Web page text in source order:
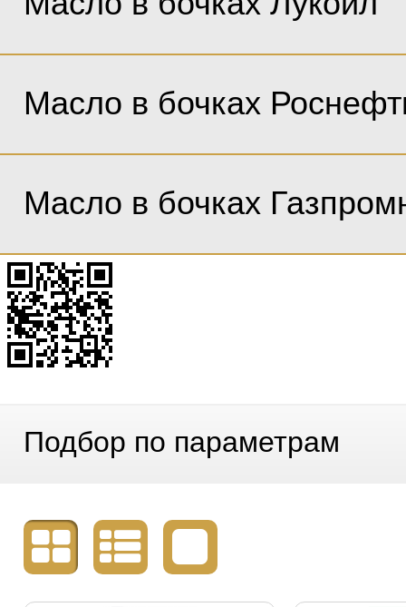
Масло в бочках
Масло в бочках
Подбор по параметрам